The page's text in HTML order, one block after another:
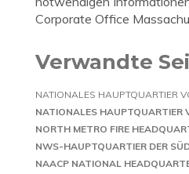
Corporate Office
Verwandte
NATIONALES HAUPTQUARTIER
NATIONALES HAUPTQUARTIER
NORTH METRO FIRE
NWS-HAUPTQUARTIER DER
NAACP NATIONAL